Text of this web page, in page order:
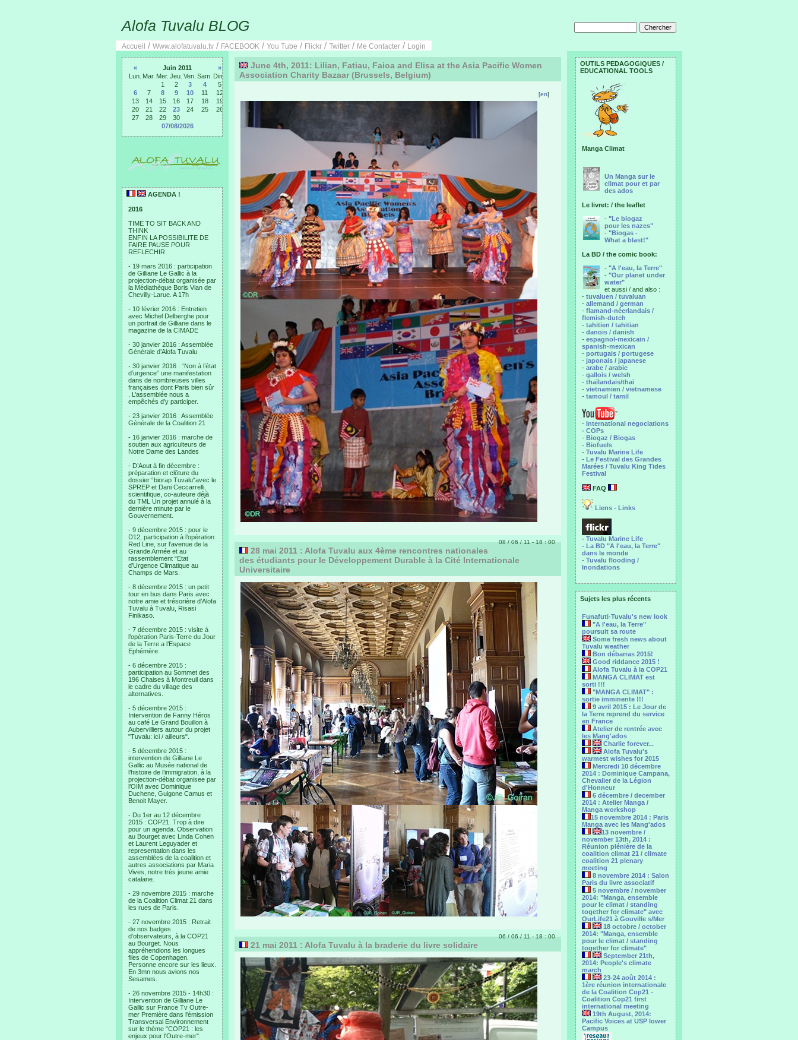
Alofa Tuvalu BLOG
Accueil / Www.alofatuvalu.tv / FACEBOOK / You Tube / Flickr / Twitter / Me Contacter / Login
« Juin 2011
»
Lun. Mar. Mer. Jeu. Ven. Sam. Dim.
1
2 3 4
5
6
7 8 9 10 11
12
13
14 15 16 17 18
19
20
21 22 23 24 25
26
27
28 29
30
07/08/2026
AGENDA !
2016
TIME TO SIT BACK AND
THINK
ENFIN LA POSSIBILITE DE
FAIRE PAUSE POUR
REFLECHIR
- 19 mars 2016 : participation
de Gilliane Le Gallic à la
projection-débat organisée par
la Médiathèque Boris Vian de
Chevilly-Larue. A 17h
- 10 février 2016 : Entretien
avec Michel Delberghe pour
un portrait de Gilliane dans le
magazine de la CIMADE
- 30 janvier 2016 : Assemblée
Générale d’Alofa Tuvalu
- 30 janvier 2016 : “Non à l’état
d’urgence” une manifestation
dans de nombreuses villes
françaises dont Paris bien sûr
. L’assemblée nous a
empêchés d’y participer.
- 23 janvier 2016 : Assemblée
Générale de la Coalition 21
- 16 janvier 2016 : marche de
soutien aux agriculteurs de
Notre Dame des Landes
- D’Aout à fin décembre :
préparation et clôture du
dossier “biorap Tuvalu“avec le
SPREP et Dani Ceccarrelli,
scientifique, co-auteure déjà
du TML Un projet annulé à la
dernière minute par le
Gouvernement.
- 9 décembre 2015 : pour le
D12, participation à l’opération
Red Line, sur l’avenue de la
Grande Armée et au
rassemblement “Etat
d’Urgence Climatique au
Champs de Mars.
- 8 décembre 2015 : un petit
tour en bus dans Paris avec
notre amie et trésorière d’Alofa
Tuvalu à Tuvalu, Risasi
Finikaso.
- 7 décembre 2015 : visite à
l’opération Paris-Terre du Jour
de la Terre a l’Espace
Ephémère.
- 6 décembre 2015 :
participation au Sommet des
196 Chaises à Montreuil dans
le cadre du village des
alternatives.
- 5 décembre 2015 :
Intervention de Fanny Héros
au café Le Grand Bouillon à
Aubervilliers autour du projet
"Tuvalu: ici / ailleurs".
- 5 décembre 2015 :
intervention de Gilliane Le
Gallic au Musée national de
l’histoire de l’immigration, à la
projection-débat organisee par
l’OIM avec Dominique
Duchene, Guigone Camus et
Benoit Mayer.
- Du 1er au 12 décembre
2015 : COP21. Trop à dire
pour un agenda. Observation
au Bourget avec Linda Cohen
et Laurent Leguyader et
representation dans les
assemblées de la coalition et
autres associations par Maria
Vives, notre très jeune amie
catalane.
- 29 novembre 2015 : marche
de la Coalition Climat 21 dans
les rues de Paris.
- 27 novembre 2015 : Retrait
de nos badges
d’observateurs, à la COP21
au Bourget. Nous
appréhendions les longues
files de Copenhagen.
Personne encore sur les lieux.
En 3mn nous avions nos
Sesames.
- 26 novembre 2015 - 14h30 :
Intervention de Gilliane Le
Gallic sur France Tv Outre-
mer Première dans l'émission
Transversal Environnement
sur le thème "COP21 : les
enjeux pour l'Outre-mer".
OUTILS PEDAGOGIQUES /
EDUCATIONAL TOOLS
Manga Climat
Un Manga sur le
climat pour et par
des ados
Le livret: / the leaflet
- "Le biogaz
pour les nazes"
- "Biogas -
What a blast!"
La BD / the comic book:
- "A l'eau, la Terre"
- "Our planet under
water"
et aussi / and also :
- tuvaluen / tuvaluan
- allemand / german
- flamand-néerlandais /
flemish-dutch
- tahitien / tahitian
- danois / danish
- espagnol-mexicain /
spanish-mexican
- portugais / portugese
- japonais / japanese
- arabe / arabic
- gallois / welsh
- thaïlandais/thaï
- vietnamien / vietnamese
- tamoul / tamil
- International negociations
- COPs
- Biogaz / Biogas
- Biofuels
- Tuvalu Marine Life
- Le Festival des Grandes
Marées / Tuvalu King Tides
Festival
FAQ
Liens - Links
- Tuvalu Marine Life
- La BD "A l'eau, la Terre"
dans le monde
- Tuvalu flooding /
Inondations
Sujets les plus récents
Funafuti-Tuvalu's new look
"A l'eau, la Terre"
poursuit sa route
Some fresh news about
Tuvalu weather
Bon débarras 2015!
Good riddance 2015 !
Alofa Tuvalu à la COP21
MANGA CLIMAT est
sorti !!!
"MANGA CLIMAT" :
sortie imminente !!!
9 avril 2015 : Le Jour de
la Terre reprend du service
en France
Atelier de rentrée avec
les Mang'ados
Charlie forever...
Alofa Tuvalu's
warmest wishes for 2015
Mercredi 10 décembre
2014 : Dominique Campana,
Chevalier de la Légion
d'Honneur
6 décembre / december
2014 : Atelier Manga /
Manga workshop
15 novembre 2014 : Paris
Manga avec les Mang'ados
13 novembre /
november 13th, 2014 :
Réunion plénière de la
coalition climat 21 / climate
coalition 21 plenary
meeting
8 novembre 2014 : Salon
Paris du livre associatif
5 novembre / november
2014: "Manga, ensemble
pour le climat / standing
together for climate" avec
OurLife21 à Gouville s/Mer
18 octobre / october
2014: "Manga, ensemble
pour le ‎climat / standing
together for climate"
September 21th,
2014: People's climate
march
23-24 août 2014 :
1ère réunion internationale
de la Coalition Cop21 -
Coalition Cop21 first
international meeting
19th August, 2014:
Pacific Voices at USP lower
Campus
June 4th, 2011: Lilian, Fatiau, Faioa and Elisa at the Asia Pacific Women
Association Charity Bazaar (Brussels, Belgium)
[en]
08 / 06 / 11 - 18 : 00
28 mai 2011 : Alofa Tuvalu aux 4ème rencontres nationales
des étudiants pour le Développement Durable à la Cité Internationale
Universitaire
06 / 06 / 11 - 18 : 00
21 mai 2011 : Alofa Tuvalu à la braderie du livre solidaire